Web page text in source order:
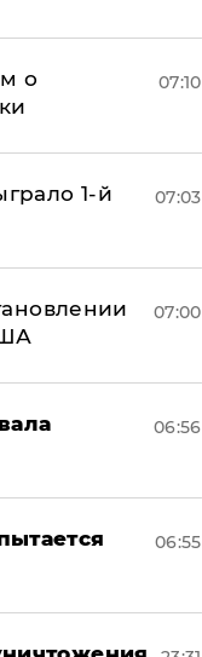
о
07:10
1-й
07:03
07:00
06:56
06:55